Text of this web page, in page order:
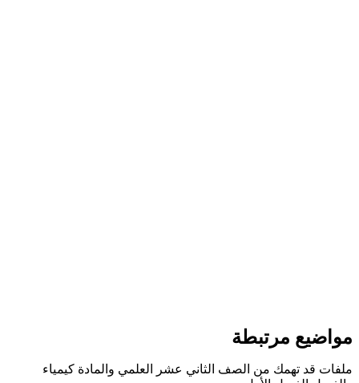
مواضيع مرتبطة
ملفات قد تهمك من الصف الثاني عشر العلمي والمادة كيمياء